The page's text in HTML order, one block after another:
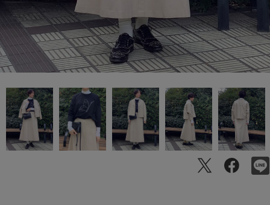
よくある質問
お問い合わせ
OUTLET